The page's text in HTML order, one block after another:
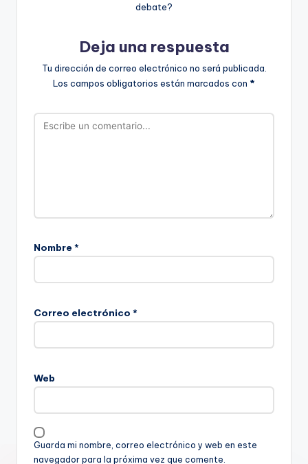
debate?
Deja una respuesta
Tu dirección de correo electrónico no será publicada.
Los campos obligatorios están marcados con *
Nombre *
Correo electrónico *
Web
Guarda mi nombre, correo electrónico y web en este
navegador para la próxima vez que comente.